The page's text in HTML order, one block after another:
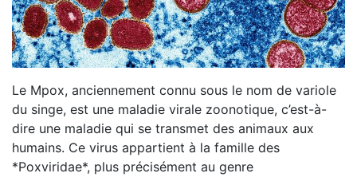
Le Mpox, anciennement connu sous le nom de variole
du singe, est une maladie virale zoonotique, c’est-à-
dire une maladie qui se transmet des animaux aux
humains. Ce virus appartient à la famille des
*Poxviridae*, plus précisément au genre